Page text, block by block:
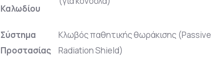
Καλωδίου
Σύστημα
Προστασίας
Κλωβός παθητικής θωράκισης (Passive
Radiation Shield)